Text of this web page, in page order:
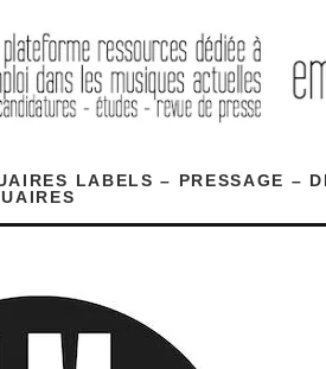
LABELS – PRESSAGE –